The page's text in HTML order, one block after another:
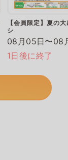
【会員限定】夏の
シ
08月05日〜08
1日後に終了